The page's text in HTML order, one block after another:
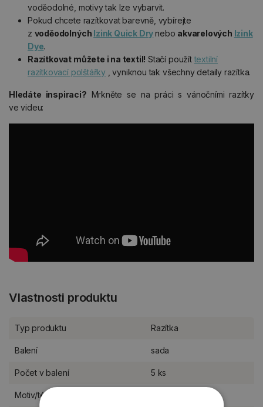
voděodolné, motivy tak lze vybarvit.
Pokud chcete razítkovat barevně, vybírejte
z voděodolných Izink Quick Drynebo akvarelových Izink
Dye.
Razítkovat můžete i na textil! Stačí použíttextilní
razítkovací polštářky, vyniknou tak všechny detaily razítka.
Hledáte inspiraci? Mrkněte se na práci s vánočními razítky
ve videu:
Vlastnosti produktu
Typ produktu Razítka
Balení sada
Počet v balení 5 ks
Motiv/téma